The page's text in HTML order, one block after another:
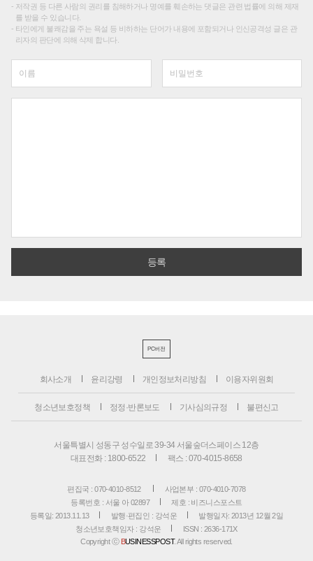
저작권 등 다른 사람의 권리를 침해하거나 명예를 훼손하는 댓글은 관련 법률에 의해 제재
를 받을 수 있습니다.
타인에게 불쾌감을 주는 욕설 등 비하하는 단어가 내용에 포함되거나 인신공격성 글은 관
리자의 판단에 의해 삭제 합니다.
PC버전
회사소개 윤리강령 개인정보처리방침 이용자위원회
청소년보호정책 정정·반론보도 기사심의규정 불편신고
서울특별시 성동구 성수일로 39-34 서울숲더스페이스 12층
대표전화 : 1800-6522
팩스 : 070-4015-8658
편집국 : 070-4010-8512
사업본부 : 070-4010-7078
등록번호 : 서울 아 02897
제호 : 비즈니스포스트
등록일: 2013.11.13
발행·편집인 : 강석운
발행일자: 2013년 12월 2일
청소년보호책임자 : 강석운
ISSN : 2636-171X
Copyright ⓒ BUSINESSPOST. All rights reserved.